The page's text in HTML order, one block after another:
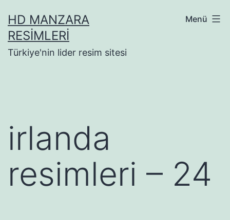
geçHD MANZARA
RESIMLERI
Türkiye'nin lider resim sitesi
Menü
irlanda
resimleri – 24